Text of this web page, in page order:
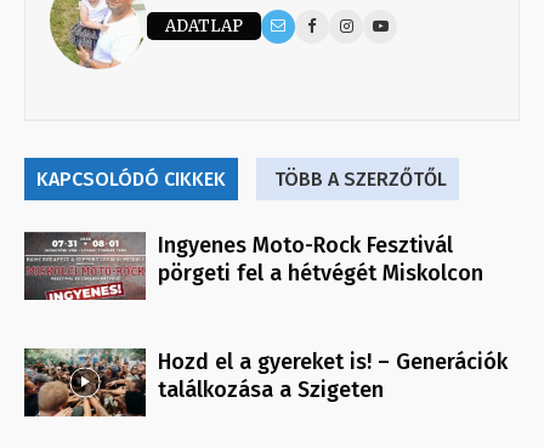
ADATLAP
KAPCSOLÓDÓ CIKKEK TÖBB A SZERZŐTŐL
Ingyenes Moto-Rock Fesztivál
pörgeti fel a hétvégét Miskolcon
Hozd el a gyereket is! – Generációk
találkozása a Szigeten